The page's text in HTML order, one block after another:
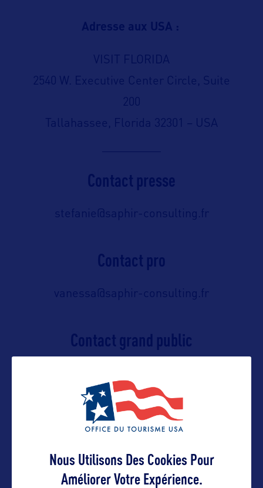
Adresse aux USA :
VISIT FLORIDA
2540 W. Executive Center Circle, Suite
200
Tallahassee, Florida 32301 – USA
Contact presse
stefanie@saphir-consulting.fr
Contact pro
vanessa@saphir-consulting.fr
Contact grand public
us/contact-us.html
Suivre
Nous Utilisons Des Cookies Pour
Améliorer Votre Expérience.